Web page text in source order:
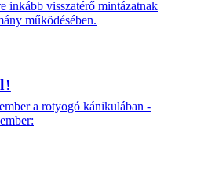
inkább visszatérő mintázatnak
működésében.
a rotyogó kánikulában -